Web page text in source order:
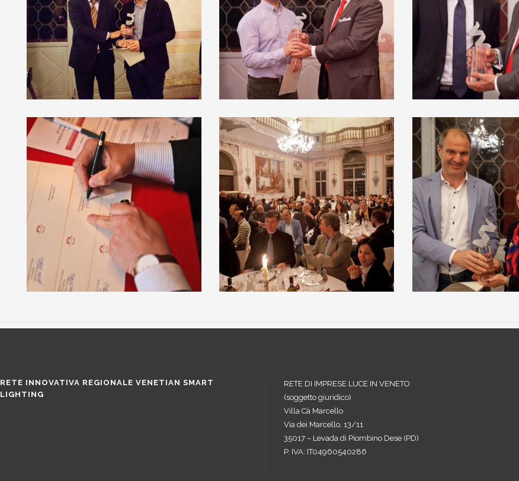
RETE INNOVATIVA REGIONALE VENETIAN SMART
LIGHTING
RETE DI IMPRESE LUCE IN VENETO
(soggetto giuridico)
Villa Cà Marcello
Via dei Marcello, 13/11
35017 – Levada di Piombino Dese (PD)
P. IVA: IT04960540286